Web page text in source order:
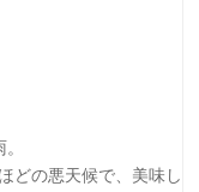
どの悪天候で、美味し